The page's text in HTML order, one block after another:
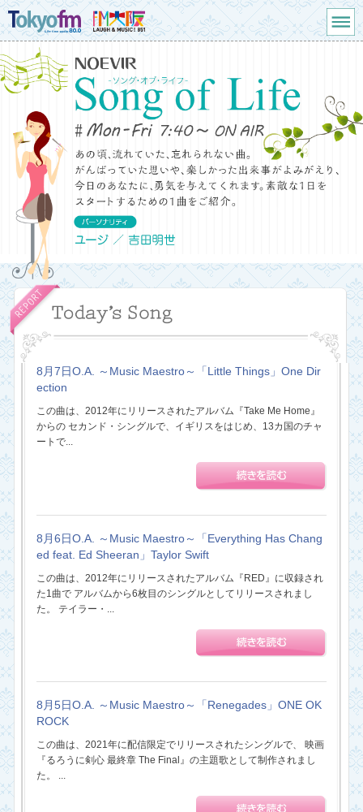
8月7日O.A. ～Music Maestro～「Little Things」One Dir
ection
この曲は、2012年にリリースされたアルバム『Take Me Home』
からの セカンド・シングルで、イギリスをはじめ、13カ国のチャ
ートで...
8月6日O.A. ～Music Maestro～「Everything Has Chang
ed feat. Ed Sheeran」Taylor Swift
この曲は、2012年にリリースされたアルバム『RED』に収録され
た1曲で アルバムから6枚目のシングルとしてリリースされまし
た。 テイラー・...
8月5日O.A. ～Music Maestro～「Renegades」ONE OK
ROCK
この曲は、2021年に配信限定でリリースされたシングルで、 映画
『るろうに剣心 最終章 The Final』の主題歌として制作されまし
た。 ...